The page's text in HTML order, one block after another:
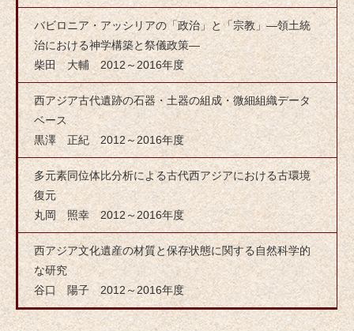
バビロニア・アッシリアの「政治」と「宗教」―領土統
治における神学構築と祭儀政策―
柴田 大輔 2012～2016年度
西アジア古代遺跡の石器・土器の組成・微細組織データ
ベース
黒澤 正紀 2012～2016年度
多元素同位体比分析による古代西アジアにおける古環境
復元
丸岡 照幸 2012～2016年度
西アジア文化遺産の材質と保存状態に関する自然科学的
な研究
谷口 陽子 2012～2016年度